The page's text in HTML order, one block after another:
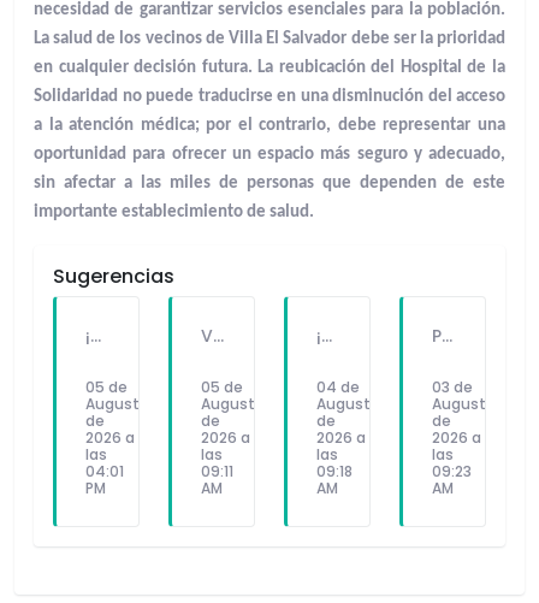
necesidad de garantizar servicios esenciales para la población.
La salud de los vecinos de Villa El Salvador debe ser la prioridad
en cualquier decisión futura. La reubicación del Hospital de la
Solidaridad no puede traducirse en una disminución del acceso
a la atención médica; por el contrario, debe representar una
oportunidad para ofrecer un espacio más seguro y adecuado,
sin afectar a las miles de personas que dependen de este
importante establecimiento de salud.
Sugerencias
¡JUNÍN CAMBIÓ LA HISTORIA EN SOLO 45 MINUTOS! LA BATALLA QUE ABRIÓ EL CAMINO A LA LIBERTAD DEL PERÚ.
05 de
August
de
2026 a
las
04:01
PM
VILLA EL SALVADOR VIVE CON MIEDO: LA INSEGURIDAD YA NO ESPERA PROMESAS
05 de
August
de
2026 a
las
09:11
AM
¡CADA LLUVIA ES UNA PESADILLA EN VILLA EL SALVADOR!
04 de
August
de
2026 a
las
09:18
AM
PENSIÓN 65 SE DUPLICA PERO ADULTOS MAYORES EXIGEN QUE NO QUEDE EN PROMESAS
03 de
August
de
2026 a
las
09:23
AM